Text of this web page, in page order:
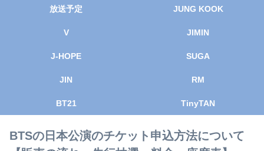
放送予定 JUNG KOOK
V JIMIN
J-HOPE SUGA
JIN RM
BT21 TinyTAN
BTSの日本公演のチケット申込方法について